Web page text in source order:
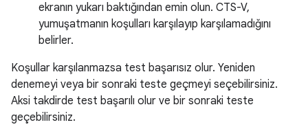
ekranın yukarı baktığından emin olun. CTS-V,
yumuşatmanın koşulları karşılayıp karşılamadığını
belirler.
Koşullar karşılanmazsa test başarısız olur. Yeniden
denemeyi veya bir sonraki teste geçmeyi seçebilirsiniz.
Aksi takdirde test başarılı olur ve bir sonraki teste
geçebilirsiniz.